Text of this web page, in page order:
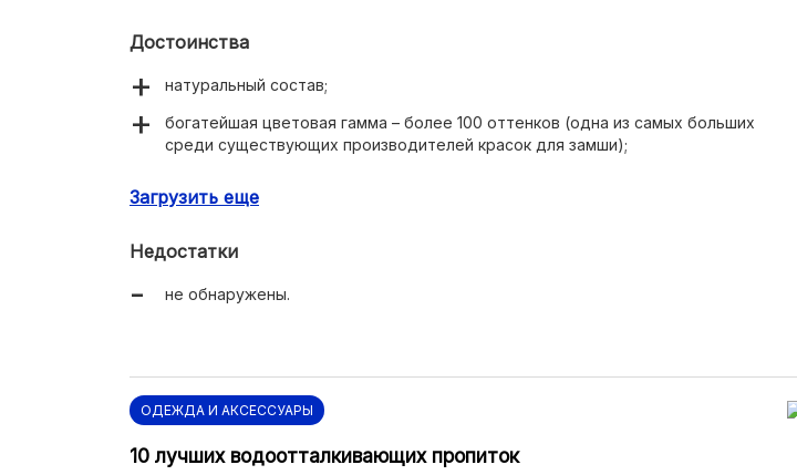
Достоинства
натуральный состав;
богатейшая цветовая гамма – более 100 оттенков (одна из самых больших
среди существующих производителей красок для замши);
Загрузить еще
Недостатки
не обнаружены.
ОДЕЖДА И АКСЕССУАРЫ
10 лучших водоотталкивающих пропиток